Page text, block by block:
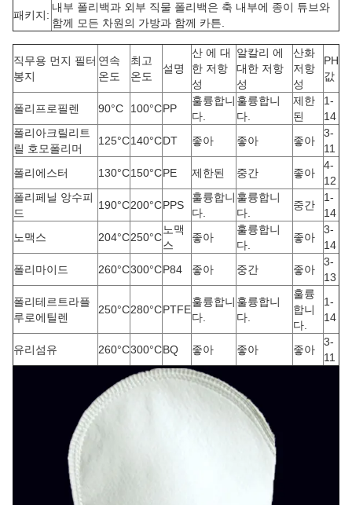
패키지:
내부 폴리백과 외부 직물 폴리백은 축 내부에 종이 튜브와
함께 모든 차원의 가방과 함께 카튼.
직무용 먼지 필터
봉지
연속
온도
최고
온도
설명
산 에 대
한 저항
성
알칼리 에
대한 저항
성
산화
저항
성
PH
값
폴리프로필렌 90°C 100°CPP
훌륭합니
다.
훌륭합니
다.
제한
된
1-
14
폴리아크릴리트
릴 호모폴리머
125°C140°CDT 좋아 좋아 좋아
3-
11
폴리에스터
130°C150°CPE 제한된 중간 좋아
4-
12
폴리페닐 앙수피
드
190°C200°CPPS
훌륭합니
다.
훌륭합니
다.
중간
1-
14
노맥스
204°C250°C
노맥
스
좋아
훌륭합니
다.
좋아
3-
14
폴리마이드
260°C300°CP84 좋아 중간 좋아
3-
13
폴리테르트라플
루로에틸렌
250°C280°CPTFE
훌륭합니
다.
훌륭합니
다.
훌륭
합니
다.
1-
14
유리섬유 260°C300°CBQ 좋아 좋아 좋아
3-
11